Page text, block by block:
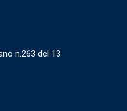
n.263 del 13